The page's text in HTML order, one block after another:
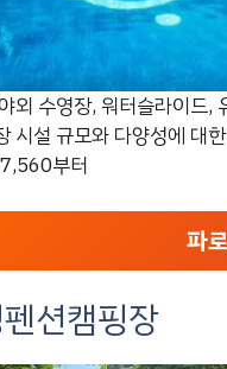
외 수영장, 워터슬라이드,
시설 규모와 다양성에 대
부터
파
션캠핑장